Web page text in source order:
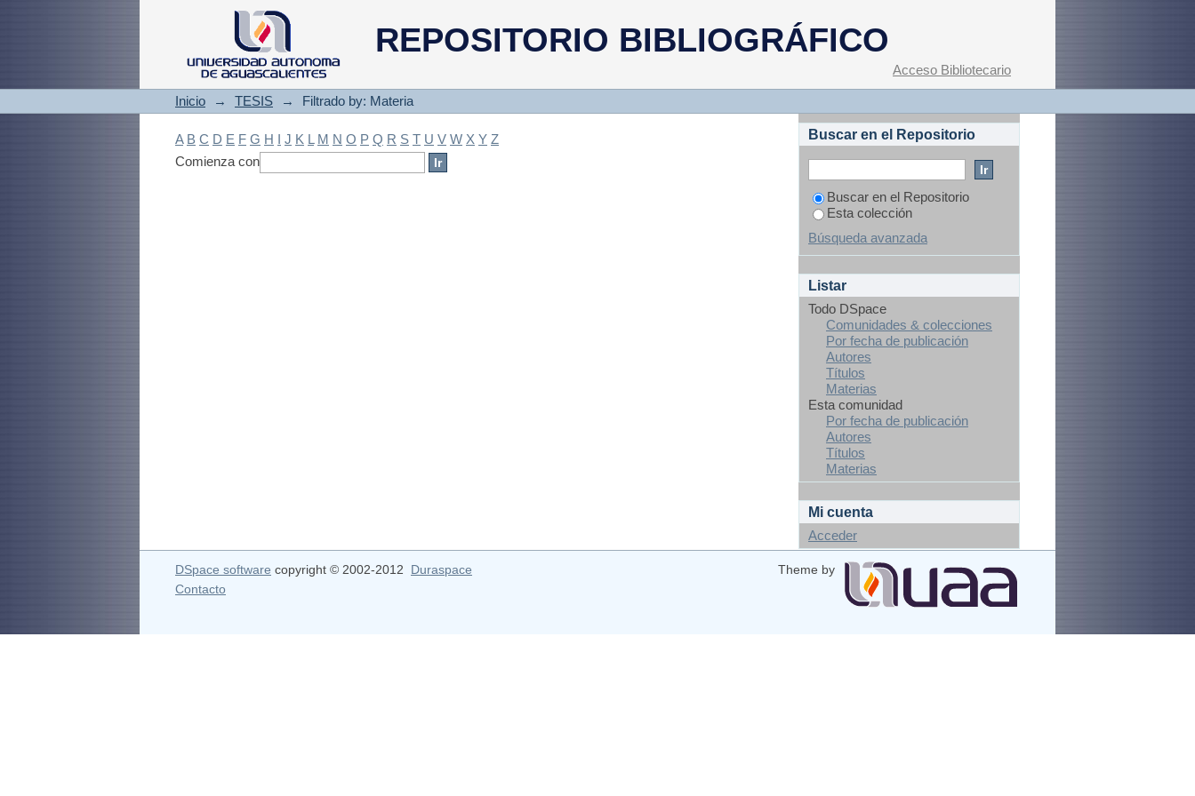
REPOSITORIO BIBLIOGRÁFICO
Filtrado by: Materia
Acceso Bibliotecario
Inicio → TESIS → Filtrado by: Materia
A B C D E F G H I J K L M N O P Q R S T U V W X Y Z
Comienza con
Buscar en el Repositorio
Buscar en el Repositorio
Esta colección
Búsqueda avanzada
Listar
Todo DSpace
Comunidades & colecciones
Por fecha de publicación
Autores
Títulos
Materias
Esta comunidad
Por fecha de publicación
Autores
Títulos
Materias
Mi cuenta
Acceder
DSpace software copyright © 2002-2012 Duraspace
Theme by
Contacto